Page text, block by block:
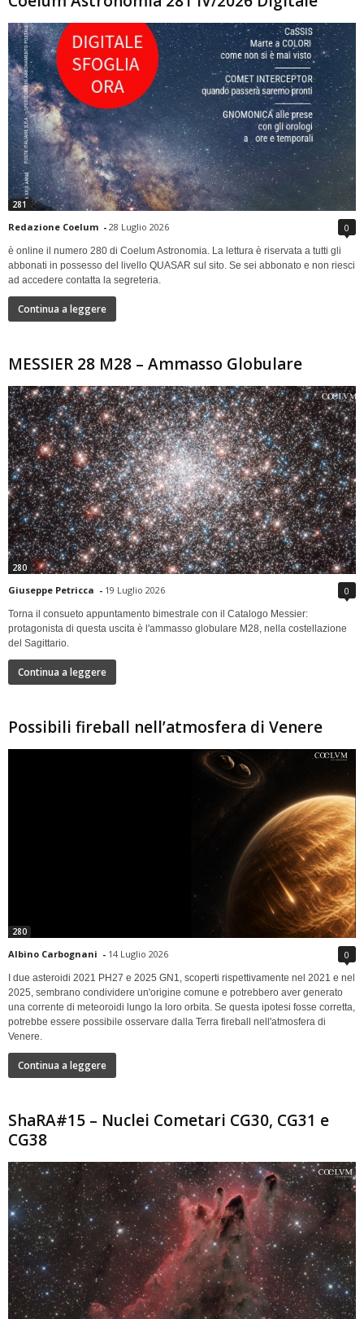
281
Redazione Coelum - 28 Luglio 2026 0
è online il numero 280 di Coelum Astronomia. La lettura è riservata a tutti gli
abbonati in possesso del livello QUASAR sul sito. Se sei abbonato e non riesci
ad accedere contatta la segreteria.
Continua a leggere
MESSIER 28 M28 – Ammasso Globulare
280
Giuseppe Petricca - 19 Luglio 2026 0
Torna il consueto appuntamento bimestrale con il Catalogo Messier:
protagonista di questa uscita è l'ammasso globulare M28, nella costellazione
del Sagittario.
Continua a leggere
Possibili fireball nell’atmosfera di Venere
280
Albino Carbognani - 14 Luglio 2026 0
I due asteroidi 2021 PH27 e 2025 GN1, scoperti rispettivamente nel 2021 e nel
2025, sembrano condividere un'origine comune e potrebbero aver generato
una corrente di meteoroidi lungo la loro orbita. Se questa ipotesi fosse corretta,
potrebbe essere possibile osservare dalla Terra fireball nell'atmosfera di
Venere.
Continua a leggere
ShaRA#15 – Nuclei Cometari CG30, CG31 e
CG38